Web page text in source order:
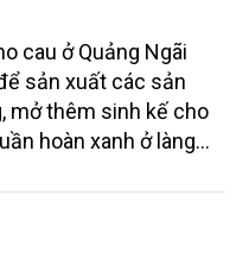
cau ở Quảng Ngãi
sản xuất các sản
mở thêm sinh kế cho
hoàn xanh ở làng
thị trường trong nước